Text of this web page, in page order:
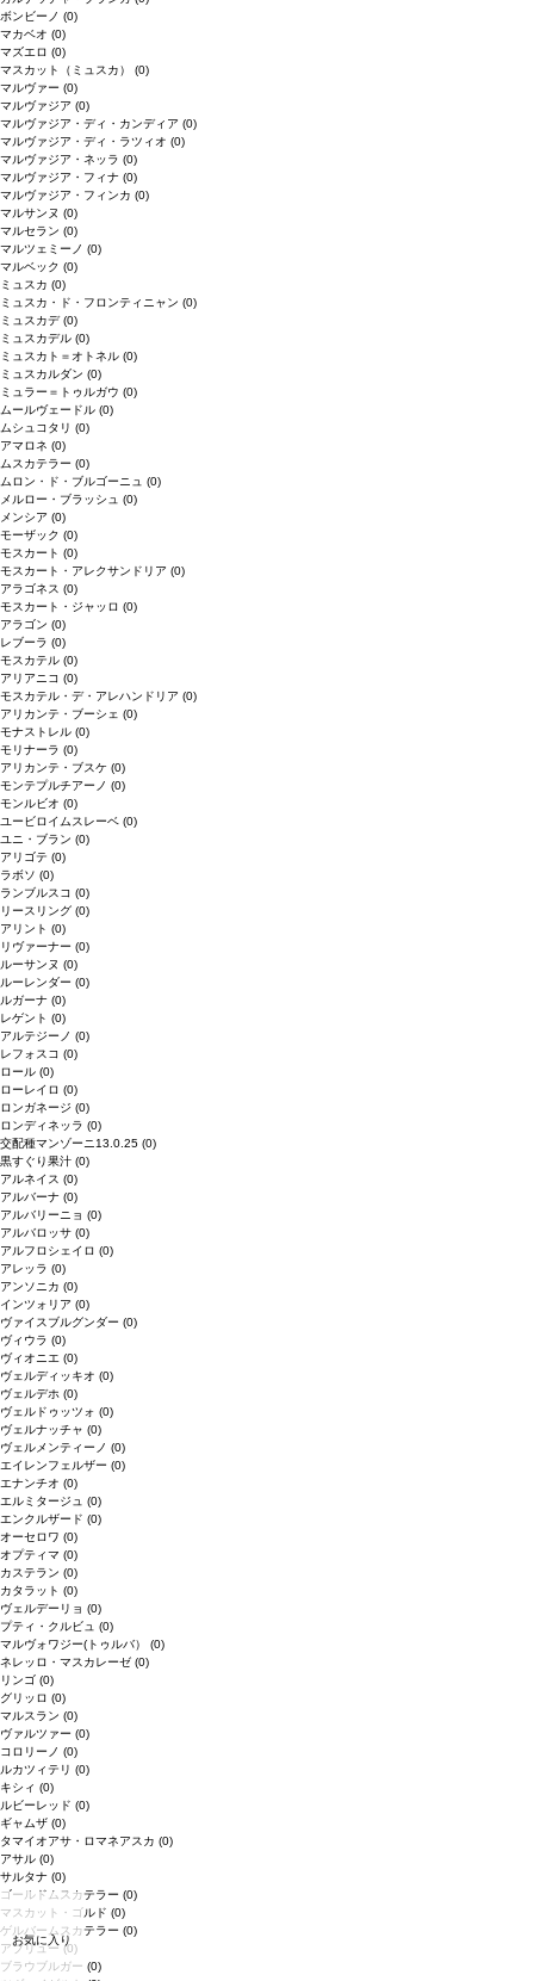
お気に入り
ボンビーノ (0)
マカベオ (0)
マズエロ (0)
マスカット（ミュスカ） (0)
マルヴァー (0)
マルヴァジア (0)
マルヴァジア・ディ・カンディア (0)
マルヴァジア・ディ・ラツィオ (0)
マルヴァジア・ネッラ (0)
マルヴァジア・フィナ (0)
マルヴァジア・フィンカ (0)
マルサンヌ (0)
マルセラン (0)
マルツェミーノ (0)
マルベック (0)
ミュスカ (0)
ミュスカ・ド・フロンティニャン (0)
ミュスカデ(0)
ミュスカデル (0)
ミュスカト＝オトネル (0)
ミュスカルダン (0)
ミュラー＝トゥルガウ (0)
ムールヴェードル (0)
ムシュコタリ (0)
アマロネ (0)
ムスカテラー (0)
ムロン・ド・ブルゴーニュ (0)
メルロー・ブラッシュ (0)
メンシア (0)
モーザック (0)
モスカート (0)
モスカート・アレクサンドリア (0)
アラゴネス (0)
モスカート・ジャッロ (0)
アラゴン (0)
レブーラ (0)
モスカテル (0)
アリアニコ (0)
モスカテル・デ・アレハンドリア (0)
アリカンテ・ブーシェ (0)
モナストレル (0)
モリナーラ (0)
アリカンテ・ブスケ (0)
モンテプルチアーノ (0)
モンルビオ (0)
ユービロイムスレーベ (0)
ユニ・ブラン (0)
アリゴテ (0)
ラボソ (0)
ランブルスコ (0)
リースリング (0)
アリント (0)
リヴァーナー (0)
ルーサンヌ (0)
ルーレンダー (0)
ルガーナ (0)
レゲント (0)
アルテジーノ (0)
レフォスコ (0)
ロール (0)
ローレイロ (0)
ロンガネージ (0)
ロンディネッラ (0)
交配種マンゾーニ13.0.25 (0)
黒すぐり果汁 (0)
アルネイス (0)
アルバーナ (0)
アルバリーニョ (0)
アルバロッサ (0)
アルフロシェイロ (0)
アレッラ (0)
アンソニカ (0)
インツォリア (0)
ヴァイスブルグンダー (0)
ヴィウラ (0)
ヴィオニエ (0)
ヴェルディッキオ (0)
ヴェルデホ (0)
ヴェルドゥッツォ (0)
ヴェルナッチャ (0)
ヴェルメンティーノ (0)
エイレンフェルザー (0)
エナンチオ (0)
エルミタージュ (0)
エンクルザード (0)
オーセロワ (0)
オプティマ (0)
カステラン (0)
カタラット (0)
ヴェルデーリョ (0)
プティ・クルビュ (0)
マルヴォワジー(トゥルバ） (0)
ネレッロ・マスカレーゼ (0)
リンゴ (0)
グリッロ (0)
マルスラン (0)
ヴァルツァー (0)
コロリーノ (0)
ルカツィテリ (0)
キシィ (0)
ルビーレッド (0)
ギャムザ (0)
タマイオアサ・ロマネアスカ (0)
アサル (0)
サルタナ (0)
ゴールドムスカテラー (0)
マスカット・ゴルド (0)
ゲルバームスカテラー (0)
アブリュー (0)
ブラウブルガー (0)